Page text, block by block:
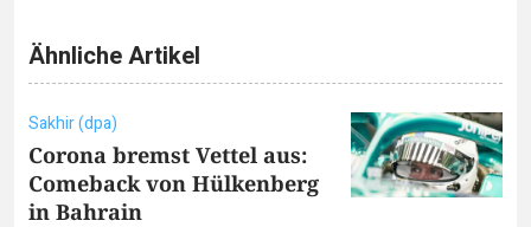
Ähnliche Artikel
Sakhir (dpa)
Corona bremst Vettel aus:
Comeback von Hülkenberg
in Bahrain